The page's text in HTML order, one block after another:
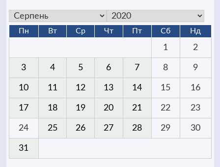
Пн Вт Ср Чт Пт Сб Нд
1 2
3 4 5 6 7 8 9
10 11 12 13 14 15 16
17 18 19 20 21 22 23
24 25 26 27 28 29 30
31